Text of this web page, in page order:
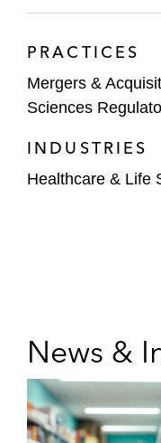
PRACTICES
Mergers &
Sciences
INDUSTRIES
Healthcare & Life
News &